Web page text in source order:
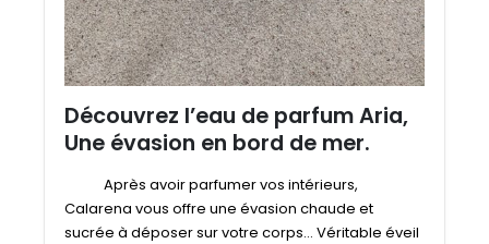
Découvrez l’eau de parfum Aria,
Une évasion en bord de mer.
Après avoir parfumer vos intérieurs,
Calarena vous offre une évasion chaude et
sucrée à déposer sur votre corps... Véritable éveil